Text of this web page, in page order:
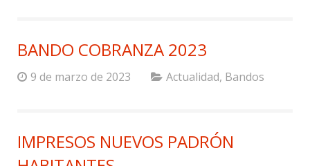
BANDO COBRANZA 2023
9 de marzo de 2023 Actualidad, Bandos
IMPRESOS NUEVOS PADRÓN